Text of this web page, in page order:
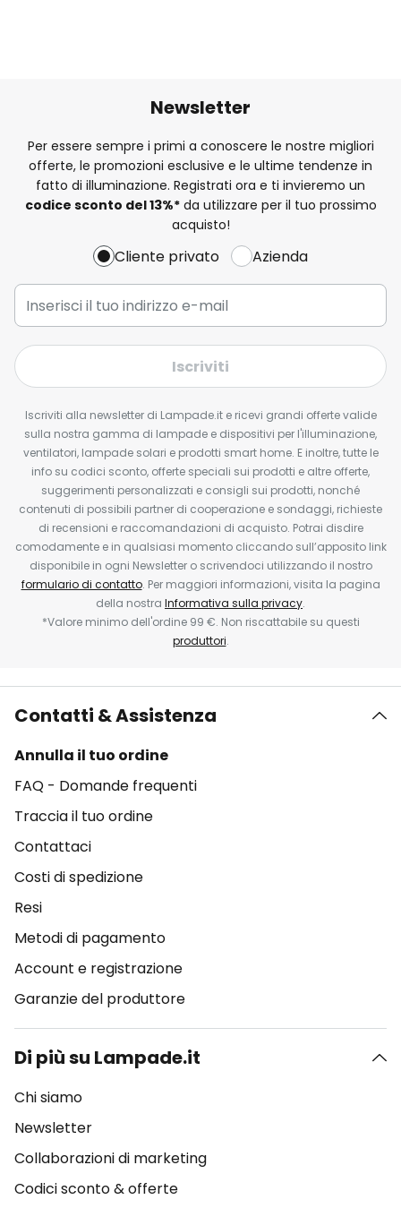
Newsletter
Per essere sempre i primi a conoscere le nostre migliori
offerte, le promozioni esclusive e le ultime tendenze in
fatto di illuminazione. Registrati ora e ti invieremo un
codice sconto del13%*da utilizzare per il tuo prossimo
acquisto!
Cliente privato Azienda
Iscriviti
Iscriviti alla newsletter di Lampade.it e ricevi grandi offerte valide
sulla nostra gamma di lampade e dispositivi per l'illuminazione,
ventilatori, lampade solari e prodotti smart home. E inoltre, tutte le
info su codici sconto, offerte speciali sui prodotti e altre offerte,
suggerimenti personalizzati e consigli sui prodotti, nonché
contenuti di possibili partner di cooperazione e sondaggi, richieste
di recensioni e raccomandazioni di acquisto. Potrai disdire
comodamente e in qualsiasi momento cliccando sull’apposito link
disponibile in ogni Newsletter o scrivendoci utilizzando il nostro
formulario di contatto. Per maggiori informazioni, visita la pagina
della nostra Informativa sulla privacy.
*Valore minimo dell'ordine 99 €. Non riscattabile su questi
produttori.
Contatti & Assistenza
Annulla il tuo ordine
FAQ - Domande frequenti
Traccia il tuo ordine
Contattaci
Costi di spedizione
Resi
Metodi di pagamento
Account e registrazione
Garanzie del produttore
Di più su Lampade.it
Chi siamo
Newsletter
Collaborazioni di marketing
Codici sconto & offerte